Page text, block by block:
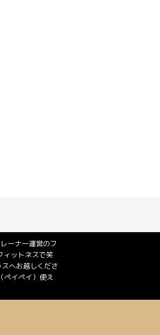
ーナー運営のフ
ィットネスで笑
へお越しくださ
ペイペイ）使え